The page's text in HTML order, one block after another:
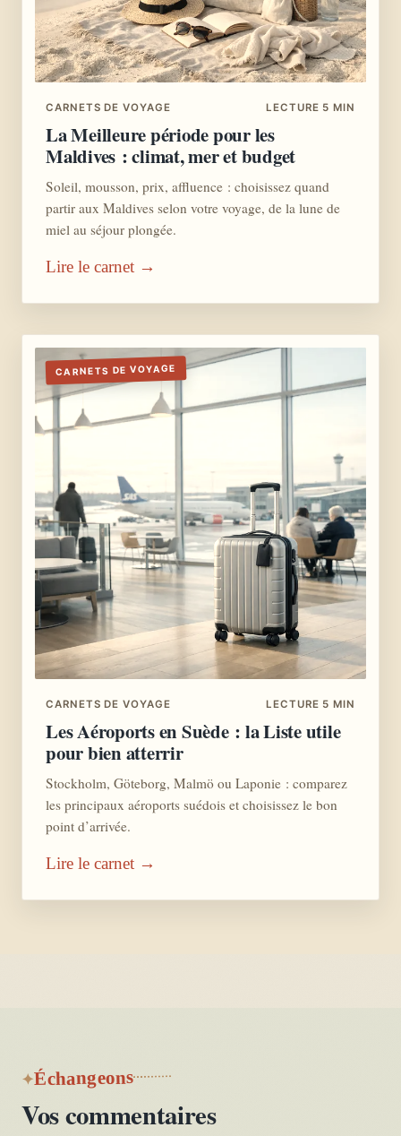
CARNETS DE VOYAGE LECTURE 5 MIN
La Meilleure période pour les
Maldives : climat, mer et budget
Soleil, mousson, prix, affluence : choisissez quand
partir aux Maldives selon votre voyage, de la lune de
miel au séjour plongée.
Lire le carnet →
CARNETS DE VOYAGE
CARNETS DE VOYAGE LECTURE 5 MIN
Les Aéroports en Suède : la Liste utile
pour bien atterrir
Stockholm, Göteborg, Malmö ou Laponie : comparez
les principaux aéroports suédois et choisissez le bon
point d’arrivée.
Lire le carnet →
Échangeons
Vos commentaires